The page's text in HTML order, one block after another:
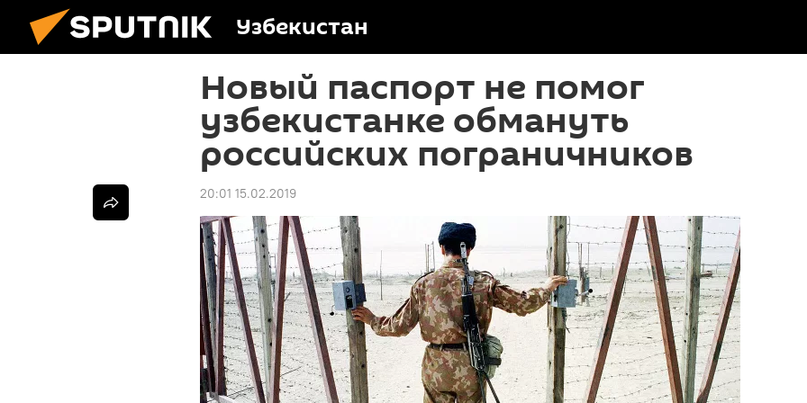
Узбекистан
Новый паспорт не помог
узбекистанке обмануть
российских пограничников
20:01 15.02.2019